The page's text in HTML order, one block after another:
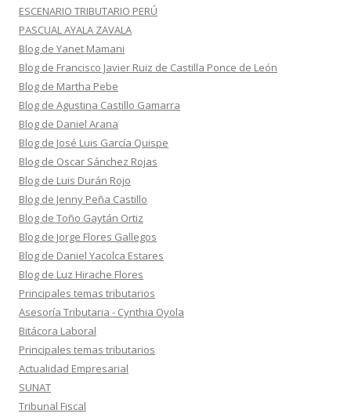
ESCENARIO TRIBUTARIO PERÚ
PASCUAL AYALA ZAVALA
Blog de Yanet Mamani
Blog de Francisco Javier Ruiz de Castilla Ponce de León
Blog de Martha Pebe
Blog de Agustina Castillo Gamarra
Blog de Daniel Arana
Blog de José Luis García Quispe
Blog de Oscar Sánchez Rojas
Blog de Luis Durán Rojo
Blog de Jenny Peña Castillo
Blog de Toño Gaytán Ortiz
Blog de Jorge Flores Gallegos
Blog de Daniel Yacolca Estares
Blog de Luz Hirache Flores
Principales temas tributarios
Asesoría Tributaria - Cynthia Oyola
Bitácora Laboral
Principales temas tributarios
Actualidad Empresarial
SUNAT
Tribunal Fiscal